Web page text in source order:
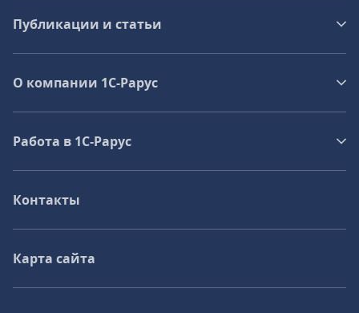
Публикации и статьи
О компании 1C-Рарус
Работа в 1С‑Рарус
Контакты
Карта сайта